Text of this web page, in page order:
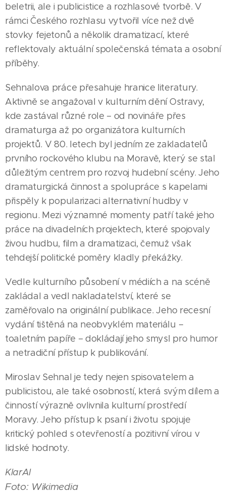
beletrii, ale i publicistice a rozhlasové tvorbě. V
rámci Českého rozhlasu vytvořil více než dvě
stovky fejetonů a několik dramatizací, které
reflektovaly aktuální společenská témata a osobní
příběhy.
Sehnalova práce přesahuje hranice literatury.
Aktivně se angažoval v kulturním dění Ostravy,
kde zastával různé role – od novináře přes
dramaturga až po organizátora kulturních
projektů. V 80. letech byl jedním ze zakladatelů
prvního rockového klubu na Moravě, který se stal
důležitým centrem pro rozvoj hudební scény. Jeho
dramaturgická činnost a spolupráce s kapelami
přispěly k popularizaci alternativní hudby v
regionu. Mezi významné momenty patří také jeho
práce na divadelních projektech, které spojovaly
živou hudbu, film a dramatizaci, čemuž však
tehdejší politické poměry kladly překážky.
Vedle kulturního působení v médiích a na scéně
zakládal a vedl nakladatelství, které se
zaměřovalo na originální publikace. Jeho recesní
vydání tištěná na neobvyklém materiálu –
toaletním papíře – dokládají jeho smysl pro humor
a netradiční přístup k publikování.
Miroslav Sehnal je tedy nejen spisovatelem a
publicistou, ale také osobností, která svým dílem a
činností výrazně ovlivnila kulturní prostředí
Moravy. Jeho přístup k psaní i životu spojuje
kritický pohled s otevřeností a pozitivní vírou v
lidské hodnoty.
KlarAI
Foto: Wikimedia
13.06.2026
BRUNTÁL
|Zápasnice
BRUNTÁL
|Filip
Bálint
mění
lásku ke
04.06.2026